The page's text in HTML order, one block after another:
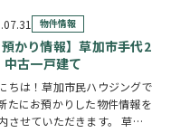
程を選んで、必要事項を入力
だけで予約完了！ 「まずは相
したい」「気…
物件情報
預かり情報】草加市手代2
中古一戸建て
ちは！草加市民ハウジングで
たにお預かりした物件情報を
させていただきます。 草加